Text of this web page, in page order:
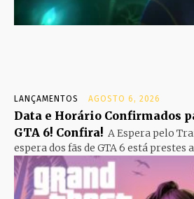
LANÇAMENTOS AGOSTO 6, 2026
Data e Horário Confirmados
GTA 6! Confira! A Espera pelo
espera dos fãs de GTA 6 está prestes